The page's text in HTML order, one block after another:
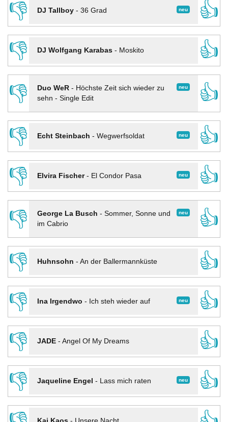
👎 neu
DJ Tallboy- 36 Grad
👍
👎
DJ Wolfgang Karabas- Moskito
👍
👎
neu
Duo WeR- Höchste Zeit sich wieder zu
sehn - Single Edit
👍
👎
neu
Echt Steinbach - Wegwerfsoldat
👍
👎
neu
Elvira Fischer- El Condor Pasa
👍
👎
neu
George La Busch - Sommer, Sonne und
im Cabrio
👍
👎
Huhnsohn - An der Ballermannküste
👍
👎
neu
Ina Irgendwo - Ich steh wieder auf
👍
👎
JADE- Angel Of My Dreams
👍
👎
neu
Jaqueline Engel - Lass mich raten
👍